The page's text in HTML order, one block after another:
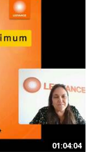
01:04:04